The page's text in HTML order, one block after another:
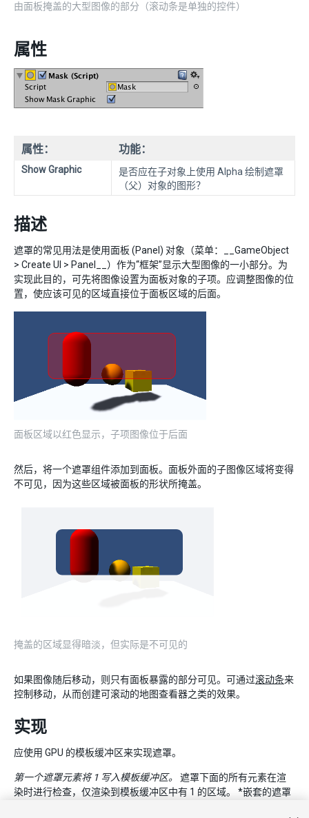
由面板掩盖的大型图像的部分（滚动条是单独的控件）
属性
属性： 功能：
Show Graphic
是否应在子对象上使用 Alpha 绘制遮罩
（父）对象的图形？
描述
遮罩的常见用法是使用面板 (Panel) 对象（菜单：__GameObject
> Create UI > Panel__）作为“框架”显示大型图像的一小部分。为
实现此目的，可先将图像设置为面板对象的子项。应调整图像的位
置，使应该可见的区域直接位于面板区域的后面。
面板区域以红色显示，子项图像位于后面
然后，将一个遮罩组件添加到面板。面板外面的子图像区域将变得
不可见，因为这些区域被面板的形状所掩盖。
掩盖的区域显得暗淡，但实际是不可见的
如果图像随后移动，则只有面板暴露的部分可见。可通过滚动条来
控制移动，从而创建可滚动的地图查看器之类的效果。
实现
应使用 GPU 的模板缓冲区来实现遮罩。
第一个遮罩元素将 1 写入模板缓冲区。 遮罩下面的所有元素在渲
染时进行检查，仅渲染到模板缓冲区中有 1 的区域。 *嵌套的遮罩